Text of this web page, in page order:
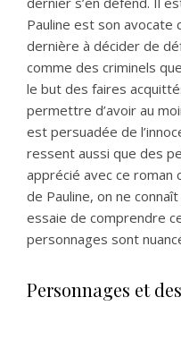
Pauline est son avocate
dernière à décider de
comme des criminels
le but des faires
permettre d’avoir au
est persuadée de
ressent aussi que des
apprécié avec ce roman
de Pauline, on ne
essaie de comprendre
personnages sont
Personnages et